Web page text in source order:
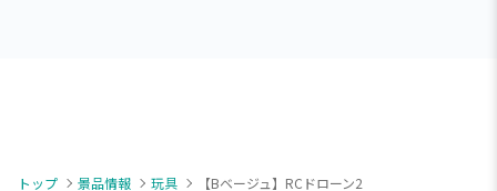
トップ 景品情報 玩具 【Bベージュ】RCドローン2